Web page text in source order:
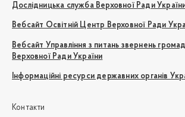
Дослідницька служба Верховної Ради
Вебсайт Освітній Центр Верховної Ради
Вебсайт Управління з питань звернень
Верховної Ради України
Інформаційні ресурси державних органів
Контакти